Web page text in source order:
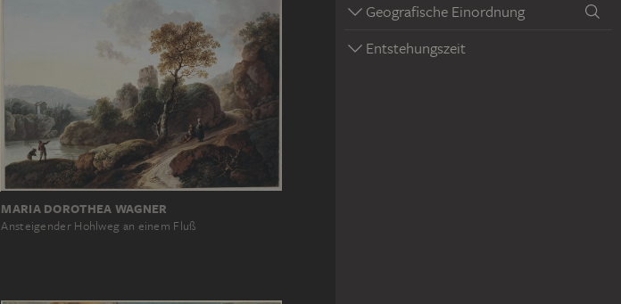
Geografische Einordnung
Entstehungszeit
MARIA DOROTHEA WAGNER
Ansteigender Hohlweg an einem Fluß